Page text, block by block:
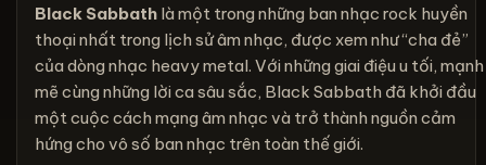
Black Sabbath là một trong những ban nhạc rock huyền
thoại nhất trong lịch sử âm nhạc, được xem như “cha đẻ”
của dòng nhạc heavy metal. Với những giai điệu u tối, mạnh
mẽ cùng những lời ca sâu sắc, Black Sabbath đã khởi đầu
một cuộc cách mạng âm nhạc và trở thành nguồn cảm
hứng cho vô số ban nhạc trên toàn thế giới.